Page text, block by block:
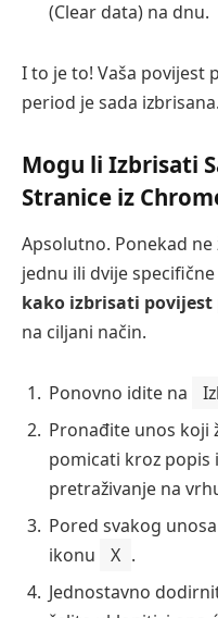
(Clear data) na dnu.
I to je to! Vaša povijest
period je sada izbrisana.
Mogu li Izbrisati
Stranice iz
Apsolutno. Ponekad
jednu ili dvije
kako izbrisati
na ciljani način.
Ponovno idite na
Pronađite unos koji
pomicati kroz
pretraživanje na
Pored svakog
ikonu
X .
Jednostavno